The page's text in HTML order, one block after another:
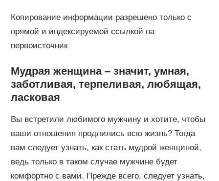
Копирование информации разрешено только с
прямой и индексируемой ссылкой на
первоисточник
Мудрая женщина – значит, умная,
заботливая, терпеливая, любящая,
ласковая
Вы встретили любимого мужчину и хотите, чтобы
ваши отношения продлились всю жизнь? Тогда
вам следует узнать, как стать мудрой женщиной,
ведь только в таком случае мужчине будет
комфортно с вами. Прежде всего, следует узнать,